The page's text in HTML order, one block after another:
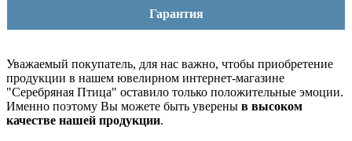
Гарантия
Уважаемый покупатель, для нас важно, чтобы приобретение
продукции в нашем ювелирном интернет-магазине
"Серебряная Птица" оставило только положительные эмоции.
Именно поэтому Вы можете быть уверены в высоком
качестве нашей продукции.